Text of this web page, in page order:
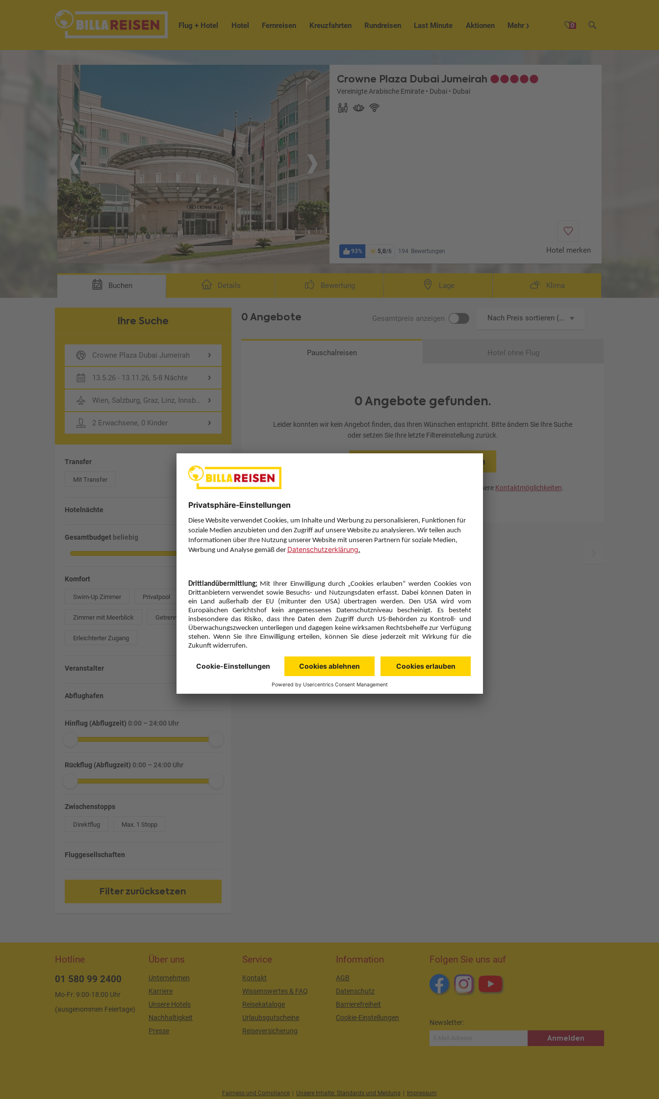
0
Flug + Hotel Hotel Fernreisen Kreuzfahrten Rundreisen Last Minute Aktionen Mehr
Crowne Plaza Dubai Jumeirah
Vereinigte Arabische Emirate • Dubai • Dubai
93% 5,0/6 194 Bewertungen Hotel merken
Buchen Details Bewertung Lage Klima
Ihre Suche
Crowne Plaza Dubai Jumeirah
13.5.26 - 13.11.26, 5-8 Nächte
Wien, Salzburg, Graz, Linz, Innsbruck
2 Erwachsene, 0 Kinder
Transfer
Mit Transfer
Hotelnächte
Gesamtbudget beliebig
Komfort
Swim-Up Zimmer Privatpool
Zimmer mit Meerblick Getrennte Betten
Erleichterter Zugang
Veranstalter
Abflughafen
Hinflug (Abflugzeit) 0:00 – 24:00 Uhr
Rückflug (Abflugzeit) 0:00 – 24:00 Uhr
Zwischenstopps
Direktflug Max. 1 Stopp
Fluggesellschaften
Filter zurücksetzen
0 Angebote Gesamtpreis anzeigen Nach Preis sortieren (aufsteigend)
Pauschalreisen Hotel ohne Flug
0 Angebote gefunden.
Leider konnten wir kein Angebot finden, das Ihren Wünschen entspricht. Bitte ändern Sie Ihre Suche
oder setzen Sie Ihre letzte Filtereinstellung zurück.
Letzten Filter zurücksetzen
Sie haben eine Frage? Wir helfen Ihnen gerne weiter. Nutzen Sie unsere Kontaktmöglichkeiten.
Hotline
01 580 99 2400
Mo-Fr: 9:00-18:00 Uhr
(ausgenommen Feiertage)
Über uns
Unternehmen
Karriere
Unsere Hotels
Nachhaltigkeit
Presse
Service
Kontakt
Wissenswertes & FAQ
Reisekataloge
Urlaubsgutscheine
Reiseversicherung
Information
AGB
Datenschutz
Barrierefreiheit
Cookie-Einstellungen
Folgen Sie uns auf
Newsletter:
Anmelden
Fairness und Compliance | Unsere Inhalte: Standards und Meldung | Impressum